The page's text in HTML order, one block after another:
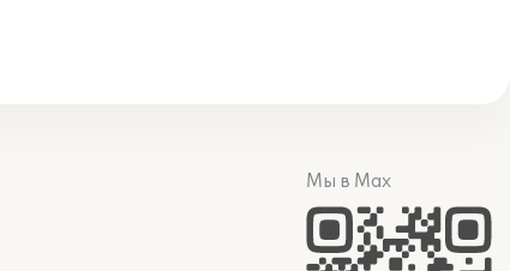
Мы в Max